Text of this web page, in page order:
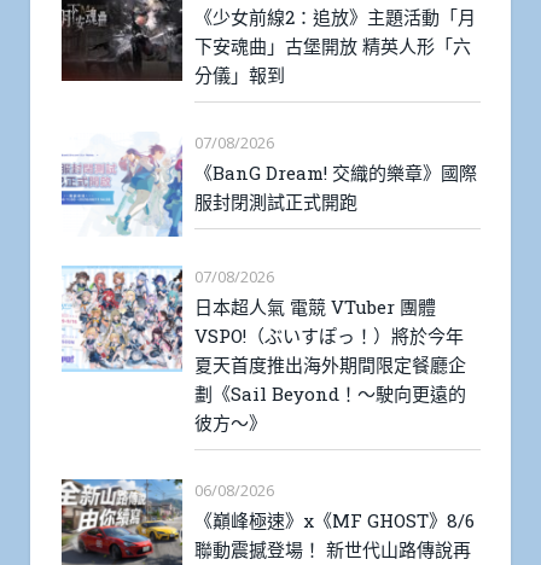
《少女前線2：追放》主題活動「月
下安魂曲」古堡開放 精英人形「六
分儀」報到
07/08/2026
《BanG Dream! 交織的樂章》國際
服封閉測試正式開跑
07/08/2026
日本超人氣 電競 VTuber 團體
VSPO!（ぶいすぽっ！）將於今年
夏天首度推出海外期間限定餐廳企
劃《Sail Beyond！～駛向更遠的
彼方～》
06/08/2026
《巔峰極速》x《MF GHOST》8/6
聯動震撼登場！ 新世代山路傳說再